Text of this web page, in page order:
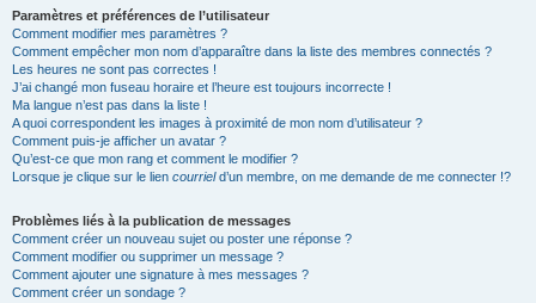
Paramètres et préférences de l’utilisateur
Comment modifier mes paramètres ?
Comment empêcher mon nom d’apparaître dans la liste des membres connectés ?
Les heures ne sont pas correctes !
J’ai changé mon fuseau horaire et l’heure est toujours incorrecte !
Ma langue n’est pas dans la liste !
A quoi correspondent les images à proximité de mon nom d’utilisateur ?
Comment puis-je afficher un avatar ?
Qu’est-ce que mon rang et comment le modifier ?
Lorsque je clique sur le lien courrield’un membre, on me demande de me connecter !?
Problèmes liés à la publication de messages
Comment créer un nouveau sujet ou poster une réponse ?
Comment modifier ou supprimer un message ?
Comment ajouter une signature à mes messages ?
Comment créer un sondage ?